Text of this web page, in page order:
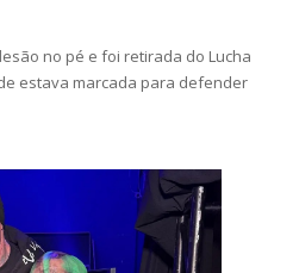
no pé e foi retirada do Lucha
estava marcada para defender